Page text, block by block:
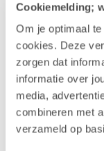
Cookiemelding;
Om je optimaal
cookies. Deze
zorgen dat
informatie over
media,
combineren met
verzameld op